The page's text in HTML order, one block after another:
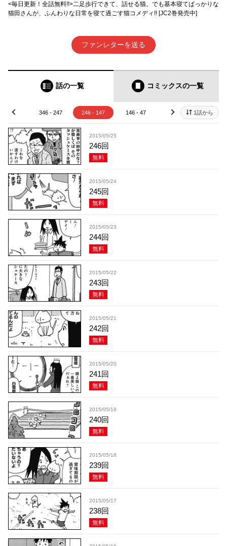
<毎日更新！全話無料!!>二足歩行できて、話せる猫。でも基本寝てばっかりな
猫田さんが、ふんわりな日常を寝て過ごす猫コメディ!! [JC2巻発売中]
ファンレターを送る
話の一覧 コミックスの一覧
- 347 346 - 247 246 - 147 146 - 47 46 - 1
prev next 1話から
2015/05/25
246回
無料
2015/05/24
245回
無料
2015/05/23
244回
無料
2015/05/22
243回
無料
2015/05/21
242回
無料
2015/05/20
241回
無料
2015/05/19
240回
無料
2015/05/18
239回
無料
2015/05/17
238回
無料